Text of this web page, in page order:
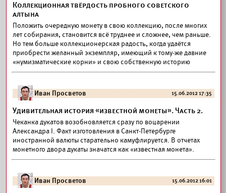
Коллекционная твёрдость пробного советского
алтына
Положить очередную монету в свою коллекцию, после многих
лет собирания, становится всё труднее и сложнее, чем раньше.
Но тем больше коллекционерская радость, когда удаётся
приобрести желанный экземпляр, имеющий к тому-же давние
«нумизматические корни» и свою собственную историю
Иван Просветов 15.06.2012 17:35
Удивительная история «известной монеты». Часть 2.
Чеканка дукатов возобновляется сразу по воцарении
Александра I. Факт изготовления в Санкт-Петербурге
иностранной валюты старательно камуфлируется. В отчетах
монетного двора дукаты значатся как «известная монета».
Иван Просветов 15.06.2012 16:01